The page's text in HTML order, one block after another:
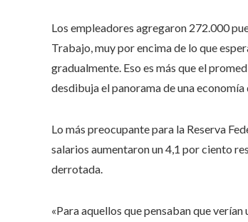
Los empleadores agregaron 272.000
Trabajo, muy por encima de lo que
gradualmente. Eso es más que el
desdibuja el panorama de una
Lo más preocupante para la Reserva
salarios aumentaron un 4,1 por ciento
derrotada.
«Para aquellos que pensaban que